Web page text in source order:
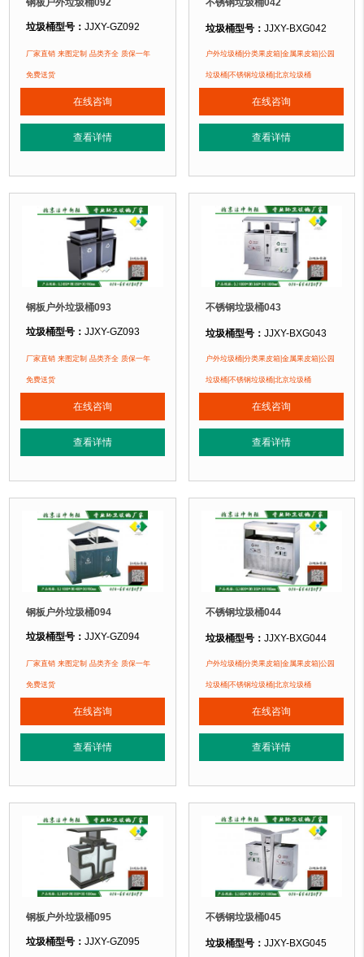
钢板户外垃圾桶092
垃圾桶型号：JJXY-GZ092
垃圾桶规格：长850mm 宽390mm 高1000mm
垃圾桶材质：
垃圾桶周期：3-7天 厂家直销 来图定制
垃圾桶特点：1、全桶采用镀锌板，塑粉喷塑工艺使用寿命更长久。2、箱体
正在使用该垃圾桶的部分客户：
北京某广场、北京某公园、北京某小区....
厂家直销 来图定制 品类齐全 质保一年
免费送货
在线咨询
查看详情
不锈钢垃圾桶042
垃圾桶型号： JJXY-BXG042
垃圾桶规格：长1000mm 宽360mm
垃圾桶材质：不锈钢板
垃圾桶周期：3-7天 厂家直销 来图定
垃圾桶特点： 1、全桶采用优质加厚
正在使用该垃圾桶的部分客户：
北京万达广场、华生购物中心、泛悦
户外垃圾桶|分类果皮箱|金属果皮箱|公园
垃圾桶|不锈钢垃圾桶|北京垃圾桶
在线咨询
查看详情
钢板户外垃圾桶093
垃圾桶型号：JJXY-GZ093
垃圾桶规格：长850mm 宽350mm 高900mm
垃圾桶材质：
垃圾桶周期：3-7天 厂家直销 来图定制
垃圾桶特点：1、全桶采用镀锌板，塑粉喷塑工艺使用寿命更长久。2、箱体
正在使用该垃圾桶的部分客户：
北京某广场、北京某公园、北京某小区....
厂家直销 来图定制 品类齐全 质保一年
免费送货
在线咨询
查看详情
不锈钢垃圾桶043
垃圾桶型号： JJXY-BXG043
垃圾桶规格：长1000mm 宽360mm
垃圾桶材质：不锈钢板
垃圾桶周期：3-7天 厂家直销 来图定
垃圾桶特点： 1、全桶采用优质加厚
正在使用该垃圾桶的部分客户：
北京万达广场、华生购物中心、泛悦
户外垃圾桶|分类果皮箱|金属果皮箱|公园
垃圾桶|不锈钢垃圾桶|北京垃圾桶
在线咨询
查看详情
钢板户外垃圾桶094
垃圾桶型号：JJXY-GZ094
垃圾桶规格：长1000mm 宽400mm 高900mm
垃圾桶材质：
垃圾桶周期：3-7天 厂家直销 来图定制
垃圾桶特点：1、全桶采用镀锌板，塑粉喷塑工艺使用寿命更长久。2、箱体
正在使用该垃圾桶的部分客户：
北京某广场、北京某公园、北京某小区....
厂家直销 来图定制 品类齐全 质保一年
免费送货
在线咨询
查看详情
不锈钢垃圾桶044
垃圾桶型号： JJXY-BXG044
垃圾桶规格：长805mm 宽350mm
垃圾桶材质：不锈钢板
垃圾桶周期：3-7天 厂家直销 来图定
垃圾桶特点： 1、全桶采用优质加厚
正在使用该垃圾桶的部分客户：
北京万达广场、华生购物中心、泛悦
户外垃圾桶|分类果皮箱|金属果皮箱|公园
垃圾桶|不锈钢垃圾桶|北京垃圾桶
在线咨询
查看详情
钢板户外垃圾桶095
垃圾桶型号：JJXY-GZ095
不锈钢垃圾桶045
垃圾桶型号： JJXY-BXG045